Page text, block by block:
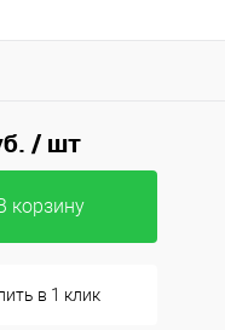
/ шт
корзину
в 1 клик